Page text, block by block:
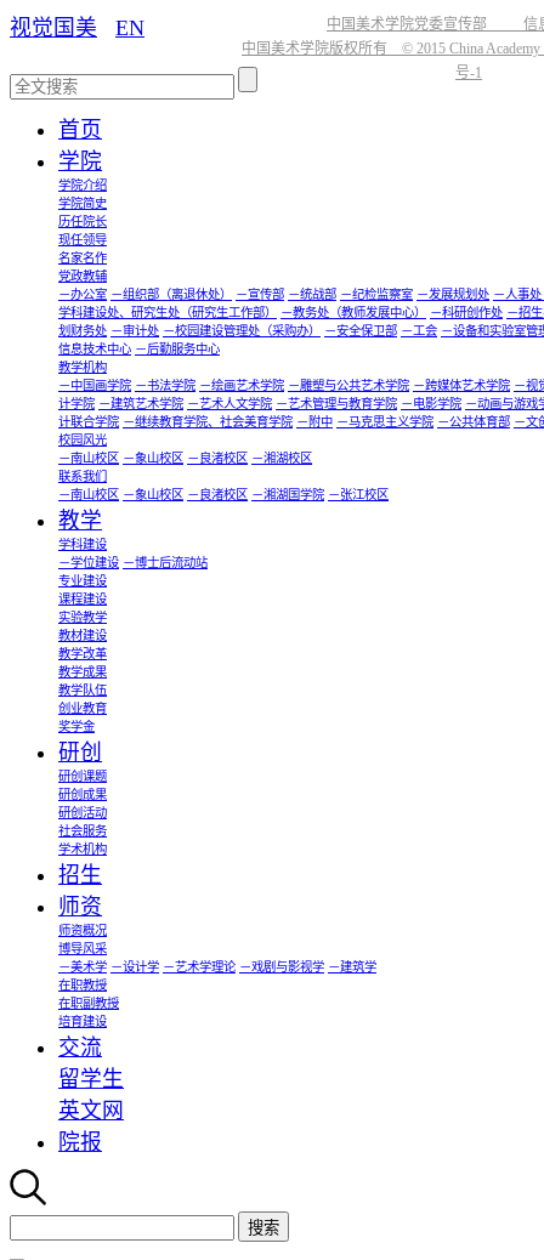
视觉国美 EN
首页
学院
学院介绍
学院简史
历任院长
现任领导
名家名作
党政教辅
－办公室 －组织部（离退休处） －宣传部 －统战部 －纪检监察室 －发展规划处 －人事
学科建设处、研究生处（研究生工作部）
－教务处（教师发展中心） －科研创作处 －招
划财务处 －审计处 －校园建设管理处（采购办） －安全保卫部 －工会 －设备和实验室管
信息技术中心 －后勤服务中心
教学机构
－中国画学院 －书法学院 －绘画艺术学院 －雕塑与公共艺术学院 －跨媒体艺术学院 －视
计学院 －建筑艺术学院 －艺术人文学院 －艺术管理与教育学院 －电影学院 －动画与游戏
计联合学院 －继续教育学院、社会美育学院 －附中 －马克思主义学院 －公共体育部 －文
校园风光
－南山校区 －象山校区 －良渚校区 －湘湖校区
联系我们
－南山校区 －象山校区 －良渚校区 －湘湖国学院 －张江校区
教学
学科建设
－学位建设 －博士后流动站
专业建设
课程建设
实验教学
教材建设
教学改革
教学成果
教学队伍
创业教育
奖学金
研创
研创课题
研创成果
研创活动
社会服务
学术机构
招生
师资
师资概况
博导风采
－美术学 －设计学 －艺术学理论 －戏剧与影视学 －建筑学
在职教授
在职副教授
培育建设
交流
留学生
英文网
院报
中国美术学院党委宣传部 信
中国美术学院版权所有 © 2015 China
号-1